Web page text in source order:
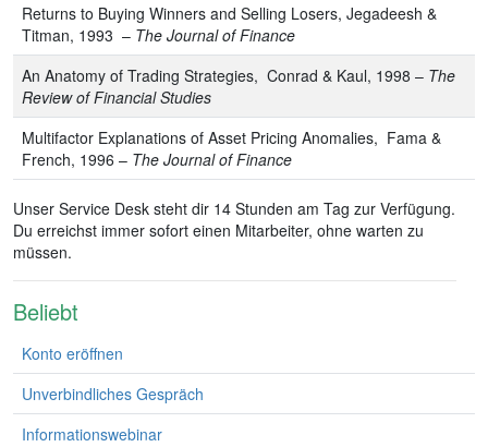
Returns to Buying Winners and Selling Losers, Jegadeesh &
Titman, 1993 – The Journal of Finance
An Anatomy of Trading Strategies, Conrad & Kaul, 1998 – The
Review of Financial Studies
Multifactor Explanations of Asset Pricing Anomalies, Fama &
French, 1996 – The Journal of Finance
Unser Service Desk steht dir 14 Stunden am Tag zur Verfügung.
Du erreichst immer sofort einen Mitarbeiter, ohne warten zu
müssen.
Beliebt
Konto eröffnen
Unverbindliches Gespräch
Informationswebinar